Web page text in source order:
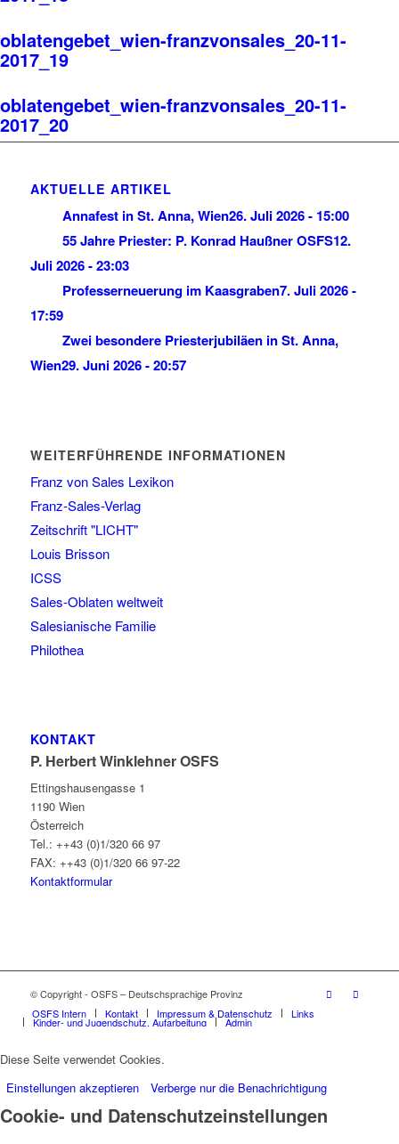
oblatengebet_wien-franzvonsales_20-11-
2017_19
oblatengebet_wien-franzvonsales_20-11-
2017_20
AKTUELLE ARTIKEL
Annafest in St. Anna, Wien26. Juli 2026 - 15:00
55 Jahre Priester: P. Konrad Haußner OSFS12.
Juli 2026 - 23:03
Professerneuerung im Kaasgraben7. Juli 2026 -
17:59
Zwei besondere Priesterjubiläen in St. Anna,
Wien29. Juni 2026 - 20:57
WEITERFÜHRENDE INFORMATIONEN
Franz von Sales Lexikon
Franz-Sales-Verlag
Zeitschrift "LICHT"
Louis Brisson
ICSS
Sales-Oblaten weltweit
Salesianische Familie
Philothea
KONTAKT
P. Herbert Winklehner OSFS
Ettingshausengasse 1
1190 Wien
Österreich
Tel.: ++43 (0)1/320 66 97
FAX: ++43 (0)1/320 66 97-22
Kontaktformular
© Copyright - OSFS – Deutschsprachige Provinz
OSFS Intern
Kontakt Impressum & Datenschutz Links
Kinder- und Jugendschutz, Aufarbeitung Admin
Diese Seite verwendet Cookies.
Einstellungen akzeptieren
Verberge nur die Benachrichtigung
Cookie- und Datenschutzeinstellungen